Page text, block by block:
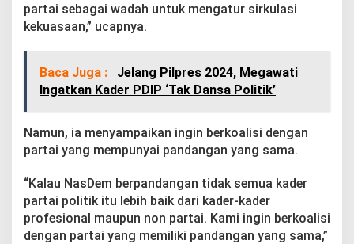
partai sebagai wadah untuk mengatur sirkulasi
kekuasaan,” ucapnya.
Baca Juga :
Jelang Pilpres 2024, Megawati
Ingatkan Kader PDIP ‘Tak Dansa Politik’
Namun, ia menyampaikan ingin berkoalisi dengan
partai yang mempunyai pandangan yang sama.
“Kalau NasDem berpandangan tidak semua kader
partai politik itu lebih baik dari kader-kader
profesional maupun non partai. Kami ingin berkoalisi
dengan partai yang memiliki pandangan yang sama,”